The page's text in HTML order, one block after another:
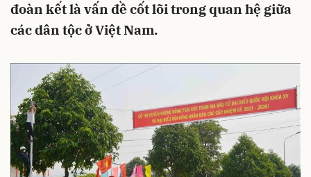
đoàn kết là vấn đề cốt lõi trong quan hệ giữa
các dân tộc ở Việt Nam.